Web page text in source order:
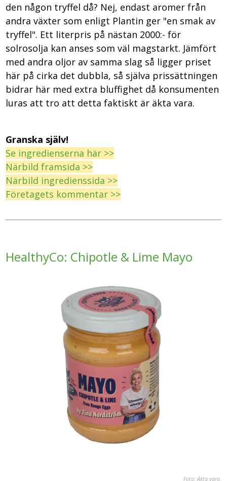
den någon tryffel då? Nej, endast aromer från
andra växter som enligt Plantin ger "en smak av
tryffel". Ett literpris på nästan 2000:- för
solrosolja kan anses som väl magstarkt. Jämfört
med andra oljor av samma slag så ligger priset
här på cirka det dubbla, så själva prissättningen
bidrar här med extra bluffighet då konsumenten
luras att tro att detta faktiskt är äkta vara.
Granska själv!
Se ingredienserna här >>
Närbild framsida >>
Närbild ingredienssida >>
Företagets kommentar >>
HealthyCo: Chipotle & Lime Mayo
Foto: Äkta vara.